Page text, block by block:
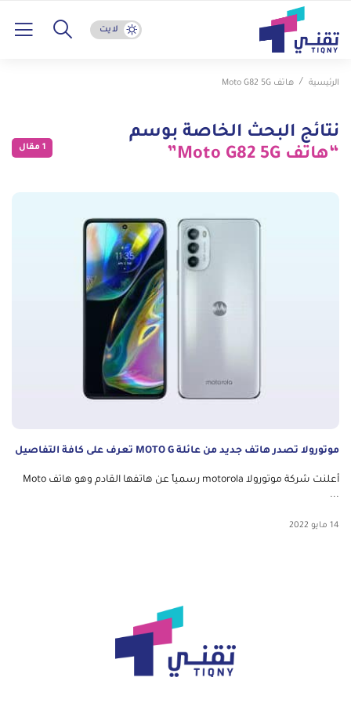
لايت
الرئيسية هاتف Moto G82 5G
نتائج البحث الخاصة بوسم
“هاتف Moto G82 5G”
1 مقال
موتورولا تصدر هاتف جديد من عائلة MOTO G تعرف على كافة التفاصيل
أعلنت شركة موتورولا motorola رسمياً عن هاتفها القادم وهو هاتف Moto
...
14 مايو 2022